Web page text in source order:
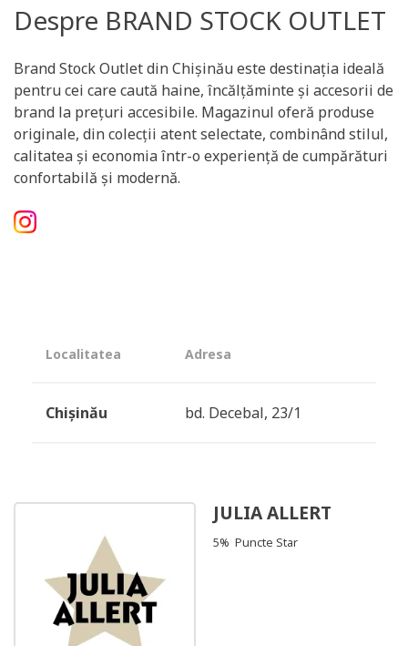
Despre BRAND STOCK OUTLET
Brand Stock Outlet din Chișinău este destinația ideală
pentru cei care caută haine, încălțăminte și accesorii de
brand la prețuri accesibile. Magazinul oferă produse
originale, din colecții atent selectate, combinând stilul,
calitatea și economia într-o experiență de cumpărături
confortabilă și modernă.
Localitatea Adresa
Chișinău bd. Decebal, 23/1
JULIA ALLERT
5% Puncte Star